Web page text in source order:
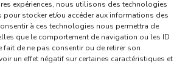
expériences, nous utilisons des technologies
stocker et/ou accéder aux informations des
à ces technologies nous permettra de
que le comportement de navigation ou les ID
fait de ne pas consentir ou de retirer son
un effet négatif sur certaines caractéristiques et
au 28 septembre :
du marché (2 allées
Briand)